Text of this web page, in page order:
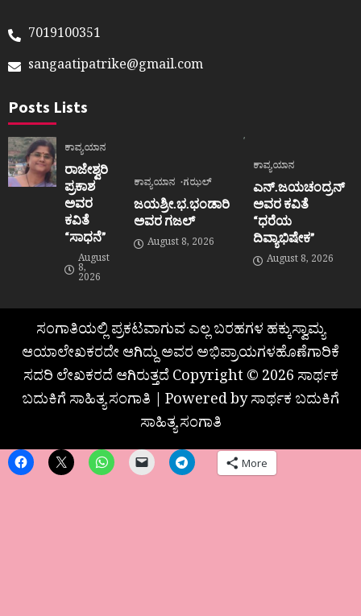
7019100351
sangaatipatrike@gmail.com
Posts Lists
ಕಾವ್ಯಯಾನ
ರಾಜೇಶ್ವರಿ
ಪ್ರಕಾಶ
ಅವರ
ಕವಿತೆ
“ಸಾಧನೆ”
August
8,
2026
ಕಾವ್ಯಯಾನ ಗಝಲ್
ಜಯಶ್ರೀ.ಭ.ಭಂಡಾರಿ
ಅವರ ಗಜಲ್
August 8, 2026
ಕಾವ್ಯಯಾನ
ಎನ್.ಜಯಚಂದ್ರನ್
ಅವರ ಕವಿತೆ
“ಧರೆಯ
ದಿವ್ಯಾಭಿಷೇಕ”
August 8, 2026
ಸಂಗಾತಿಯಲ್ಲಿ ಪ್ರಕಟವಾಗುವ ಎಲ್ಲ ಬರಹಗಳ ಹಕ್ಕುಸ್ವಾಮ್ಯ
ಆಯಾಲೇಖಕರದೇ ಆಗಿದ್ದು ಅವರ ಅಭಿಪ್ರಾಯಗಳಹೊಣೆಗಾರಿಕೆ
ಸದರಿ ಲೇಖಕರದೆ ಆಗಿರುತ್ತದೆ Copyright © 2026 ಸಾರ್ಥಕ
ಬದುಕಿಗೆ ಸಾಹಿತ್ಯ ಸಂಗಾತಿ | Powered by ಸಾರ್ಥಕ ಬದುಕಿಗೆ
ಸಾಹಿತ್ಯ ಸಂಗಾತಿ
More